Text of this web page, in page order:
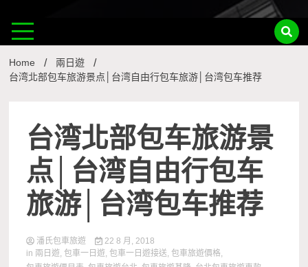
Home
兩日遊
台湾北部包车旅游景点│台湾自由行包车旅游│台湾包车推荐
台湾北部包车旅游景
点│台湾自由行包车
旅游│台湾包车推荐
潘氏包車旅遊
22 8 月, 2018
in 兩日遊,包車一日遊,包車一日遊接送,包車旅遊價格,